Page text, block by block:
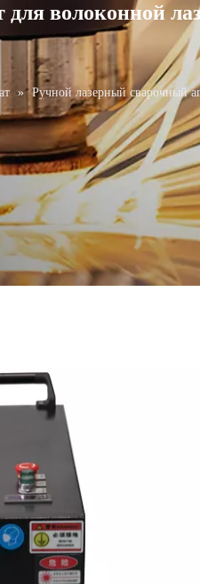
волоконной
» Ручной лазерный сварочный